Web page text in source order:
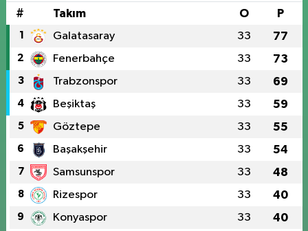
# Takım O P
1 Galatasaray 33 77
2 Fenerbahçe 33 73
3 Trabzonspor 33 69
4 Beşiktaş 33 59
5 Göztepe 33 55
6 Başakşehir 33 54
7 Samsunspor 33 48
8 Rizespor 33 40
9 Konyaspor 33 40